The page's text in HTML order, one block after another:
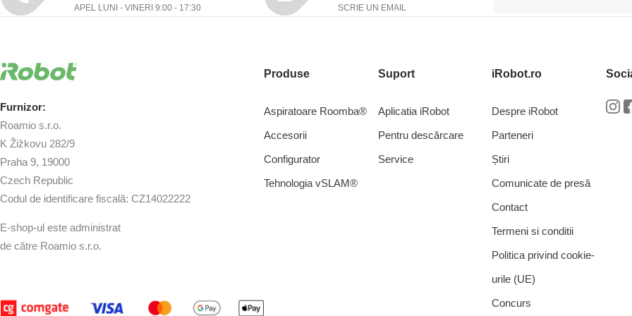
APEL LUNI - VINERI 9:00 - 17:30 SCRIE UN EMAIL
Furnizor:
Roamio s.r.o.
K Žižkovu 282/9
Praha 9, 19000
Czech Republic
Codul de identificare fiscală: CZ14022222
E-shop-ul este administrat
de către Roamio s.r.o.
Produse
Aspiratoare Roomba®
Accesorii
Configurator
Tehnologia vSLAM®
Suport
Aplicatia iRobot
Pentru descărcare
Service
iRobot.ro
Despre iRobot
Parteneri
Știri
Comunicate de presă
Contact
Termeni si conditii
Politica privind cookie-
urile (UE)
Concurs